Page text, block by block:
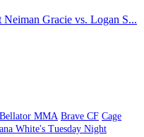
Gracie vs. Logan S...
Bellator MMA Brave CF Cage
White's Tuesday Night